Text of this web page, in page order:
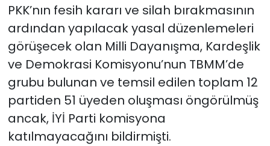
PKK’nın fesih kararı ve silah bırakmasının
ardından yapılacak yasal düzenlemeleri
görüşecek olan Milli Dayanışma, Kardeşlik
ve Demokrasi Komisyonu’nun TBMM’de
grubu bulunan ve temsil edilen toplam 12
partiden 51 üyeden oluşması öngörülmüş
ancak, İYİ Parti komisyona
katılmayacağını bildirmişti.